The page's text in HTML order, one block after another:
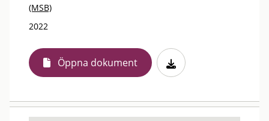
(MSB)
2022
Öppna dokument